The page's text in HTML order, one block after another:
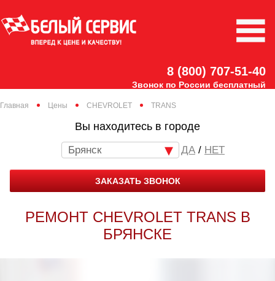
8 (800) 707-51-40
Звонок по России бесплатный
Главная Цены CHEVROLET TRANS
Вы находитесь в городе
Брянск / НЕТ
ЗАКАЗАТЬ ЗВОНОК
РЕМОНТ CHEVROLET TRANS В
БРЯНСКЕ